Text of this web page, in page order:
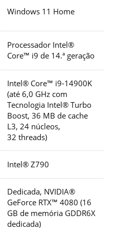
Windows 11 Home
Processador Intel®
Core™ i9 de 14.ª geração
Intel® Core™ i9-14900K
(até 6,0 GHz com
Tecnologia Intel® Turbo
Boost, 36 MB de cache
L3, 24 núcleos,
32 threads)
Intel® Z790
Dedicada, NVIDIA®
GeForce RTX™ 4080 (16
GB de memória GDDR6X
dedicada)